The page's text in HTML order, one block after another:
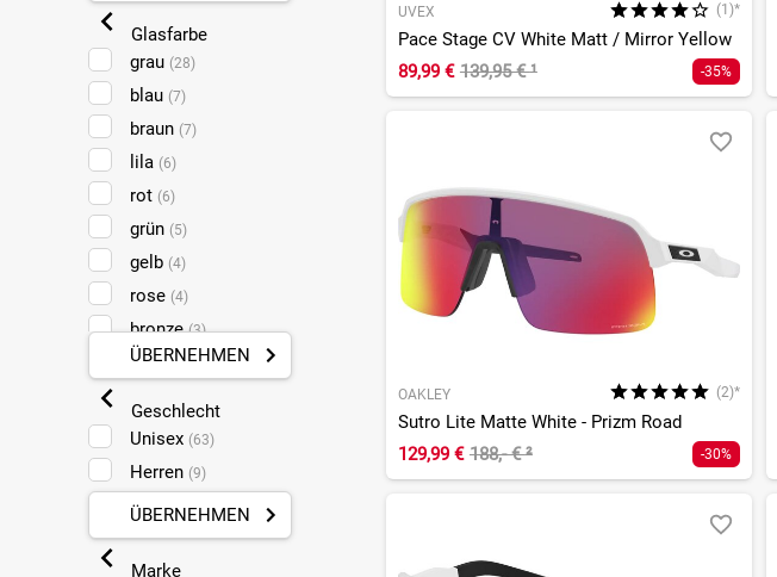
Glasfarbe
grau (28)
blau (7)
braun (7)
lila (6)
rot (6)
grün (5)
gelb (4)
rose (4)
bronze(3)
transparent(3)
ÜBERNEHMEN
Geschlecht
Unisex (63)
Herren (9)
ÜBERNEHMEN
Marke
UVEX (1)*
Pace Stage CV White Matt / Mirror Yellow
89,99 € 139,95 €¹ -35%
OAKLEY (2)*
Sutro Lite Matte White - Prizm Road
129,99 € 188,- €² -30%